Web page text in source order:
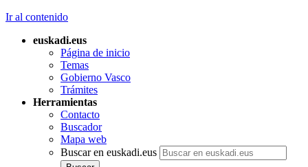
Ir al contenido
euskadi.eus
Página de inicio
Temas
Gobierno Vasco
Trámites
Herramientas
Contacto
Buscador
Mapa web
Buscar en euskadi.eus